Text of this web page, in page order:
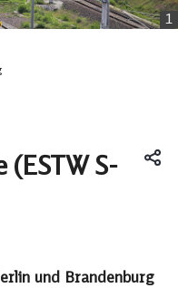
1
(ESTW S-
und Brandenburg